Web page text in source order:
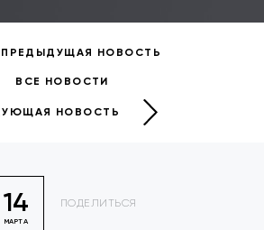
ПРЕДЫДУЩАЯ НОВОСТЬ
ВСЕ НОВОСТИ
НОВОСТЬ
14
МАРТА
ПОДЕЛИТЬСЯ